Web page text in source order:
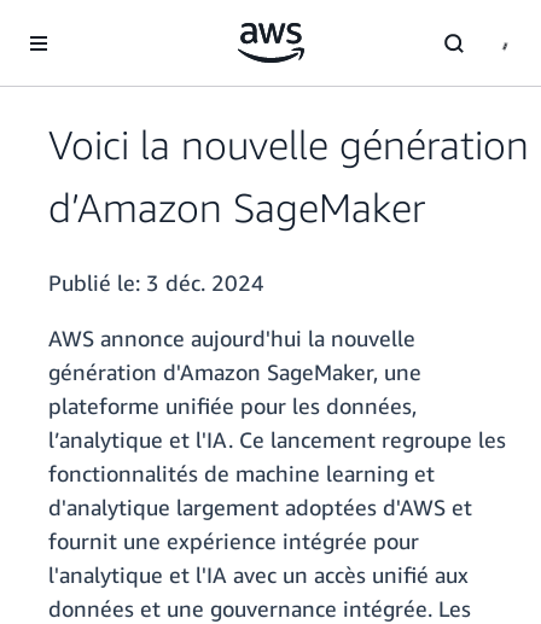
Voici la nouvelle génération
d’Amazon SageMaker
Publié le: 3 déc. 2024
AWS annonce aujourd'hui la nouvelle
génération d'Amazon SageMaker, une
plateforme unifiée pour les données,
l’analytique et l'IA. Ce lancement regroupe les
fonctionnalités de machine learning et
d'analytique largement adoptées d'AWS et
fournit une expérience intégrée pour
l'analytique et l'IA avec un accès unifié aux
données et une gouvernance intégrée. Les